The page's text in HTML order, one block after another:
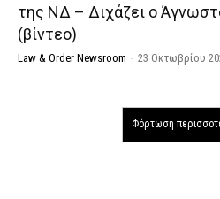
της ΝΔ – Διχάζει ο
(βίντεο)
Law & Order Newsroom - 23 Οκτωβρίου
Φόρτωση